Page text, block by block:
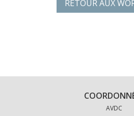
RETOUR AUX
AVDC